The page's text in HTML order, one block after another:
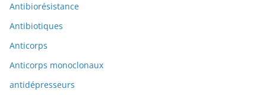
Antibiorésistance
Antibiotiques
Anticorps
Anticorps monoclonaux
antidépresseurs